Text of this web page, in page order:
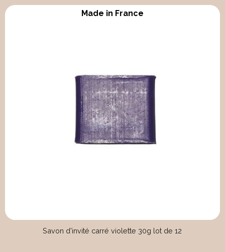
Savon d'invité carré violette 30g lot de 12
Made in France